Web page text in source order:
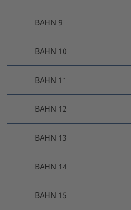
BAHN 9
BAHN 10
BAHN 11
BAHN 12
BAHN 13
BAHN 14
BAHN 15